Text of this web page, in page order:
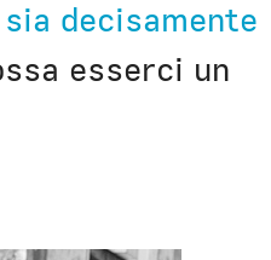
sia decisamente
esserci un